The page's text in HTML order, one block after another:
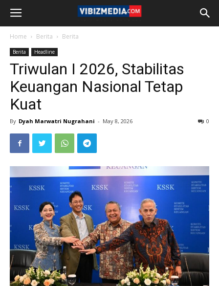
Home Berita Berita
Berita Headline
Triwulan I 2026, Stabilitas
Keuangan Nasional Tetap
Kuat
By Dyah Marwatri Nugrahani - May 8, 2026 0